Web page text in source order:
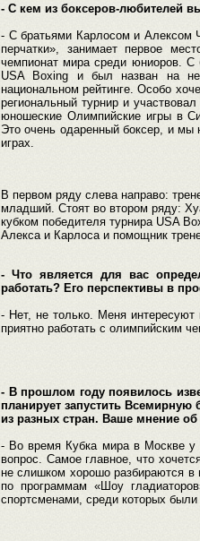
- С кем из боксеров-любителей
- С братьями Карлосом и Алексом
перчатки», занимает первое
чемпионат мира среди юниоров. С
USA Boxing и был назван на
национальном рейтинге. Особо
региональный турнир и
юношеские Олимпийские игры в
Это очень одаренный боксер, и
играх.
В первом ряду слева направо:
младший. Стоят во втором ряду:
кубком победителя турнира USA
Алекса и Карлоса и помощник
- Что является для вас
работать? Его перспективы в
- Нет, не только. Меня
приятно работать с олимпийским
- В прошлом году появилось
планирует запустить
из разных стран. Ваше мнение об
- Во время Кубка мира в Москве у
вопрос. Самое главное, что
не слишком хорошо разбираются в
по программам «Шоу
спортсменами, среди которых